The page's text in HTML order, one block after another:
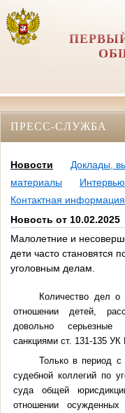
ПРЕСС-СЛУЖБА
Новости
Доклады,
материалы
Контактная информация
Новость от 10.02.2025
Малолетние и
дети часто становятся
уголовным делам.
Количество дел о
отношении детей,
довольно серьезные
санкциями ст. 131-135
Только в период с
судебной коллегий по
суда общей
отношении